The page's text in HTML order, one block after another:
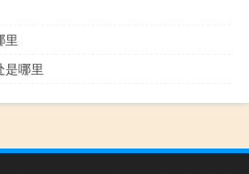
里
是哪里